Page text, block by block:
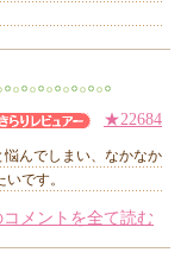
★22684
んでしまい、なかなか
です。
メントを全て読む